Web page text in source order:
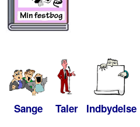
Sange Taler Indbydelse